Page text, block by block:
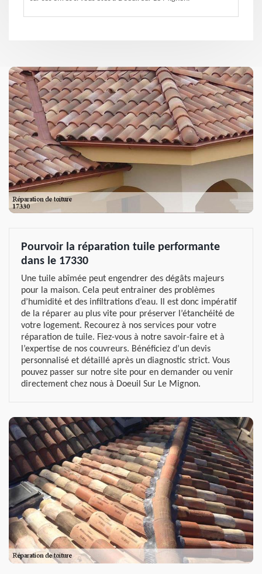
Pourvoir la réparation tuile performante
dans le 17330
Une tuile abîmée peut engendrer des dégâts majeurs
pour la maison. Cela peut entrainer des problèmes
d’humidité et des infiltrations d’eau. Il est donc impératif
de la réparer au plus vite pour préserver l’étanchéité de
votre logement. Recourez à nos services pour votre
réparation de tuile. Fiez-vous à notre savoir-faire et à
l’expertise de nos couvreurs. Bénéficiez d’un devis
personnalisé et détaillé après un diagnostic strict. Vous
pouvez passer sur notre site pour en demander ou venir
directement chez nous à Doeuil Sur Le Mignon.